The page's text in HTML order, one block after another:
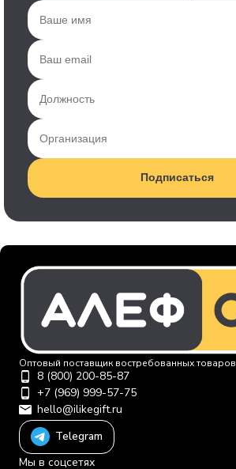
Подписаться
Оптовый поставщик востребованных товаров
8 (800) 200-85-87
+7 (969) 999-57-75
hello@ilikegift.ru
Telegram
Мы в соцсетях